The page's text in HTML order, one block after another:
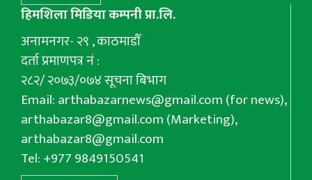
हिमशिला मिडिया कम्पनी प्रा.लि.
अनामनगर- २९ , काठमाडौँ
दर्ता प्रमाणपत्र नं :
२८२/ २०७३/०७४ सूचना बिभाग
Email:arthabazarnews@gmail.com(for news),
arthabazar8@gmail.com(Marketing),
arthabazar8@gmail.com
Tel: +977 9849150541